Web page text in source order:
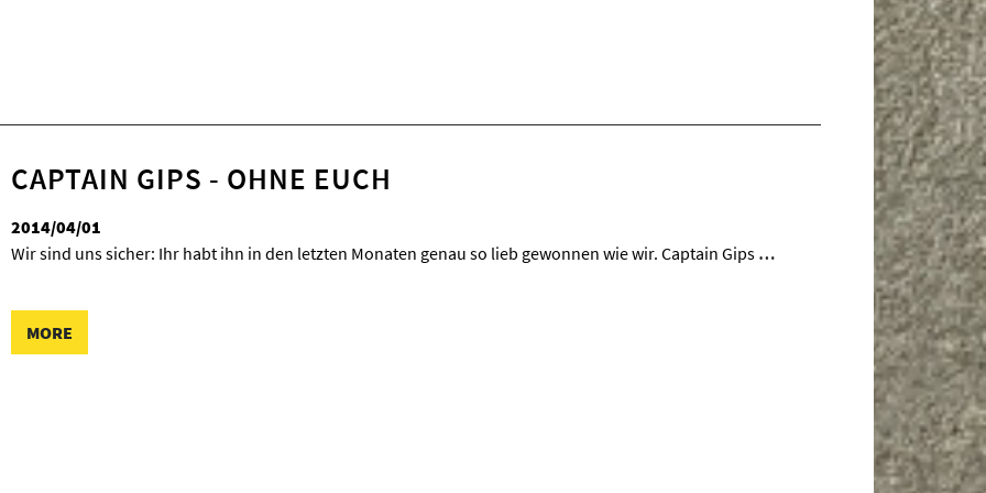
CAPTAIN GIPS - OHNE EUCH
2014/04/01
Wir sind uns sicher: Ihr habt ihn in den letzten Monaten genau so lieb gewonnen wie wir. Captain Gips …
MORE